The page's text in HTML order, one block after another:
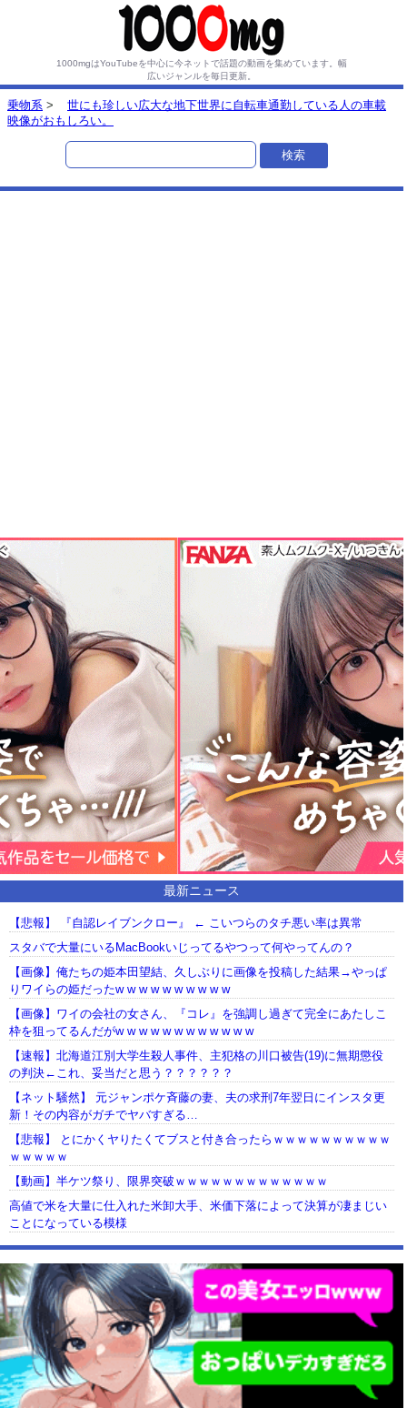
1000mgはYouTubeを中心に今ネットで話題の動画を集めています。 幅
広いジャンルを毎日更新。
乗物系 >
世にも珍しい広大な地下世界に自転車通勤している人の車載
映像がおもしろい。
最新ニュース
【悲報】 『自認レイブンクロー』 ← こいつらのタチ悪い率は異常
スタバで大量にいるMacBookいじってるやつって何やってんの？
【画像】俺たちの姫本田望結、久しぶりに画像を投稿した結果→やっぱ
りワイらの姫だったw w w w w w w w w w
【画像】ワイの会社の女さん、『コレ』を強調し過ぎて完全にあたしこ
枠を狙ってるんだがw w w w w w w w w w w w
【速報】北海道江別大学生殺人事件、主犯格の川口被告(19)に無期懲役
の判決←これ、妥当だと思う？？？？？？
【ネット騒然】 元ジャンポケ斉藤の妻、夫の求刑7年翌日にインスタ更
新！その内容がガチでヤバすぎる…
【悲報】 とにかくヤりたくてブスと付き合ったらｗｗｗｗｗｗｗｗｗｗ
ｗｗｗｗｗ
【動画】半ケツ祭り、限界突破ｗｗｗｗｗｗｗｗｗｗｗｗｗ
高値で米を大量に仕入れた米卸大手、米価下落によって決算が凄まじい
ことになっている模様
【動画】USJの禁止エリアに子どもたちが続々乱入 → スタッフが注意し
ても止まらない事態に
Powered by livedoor 相互RSS